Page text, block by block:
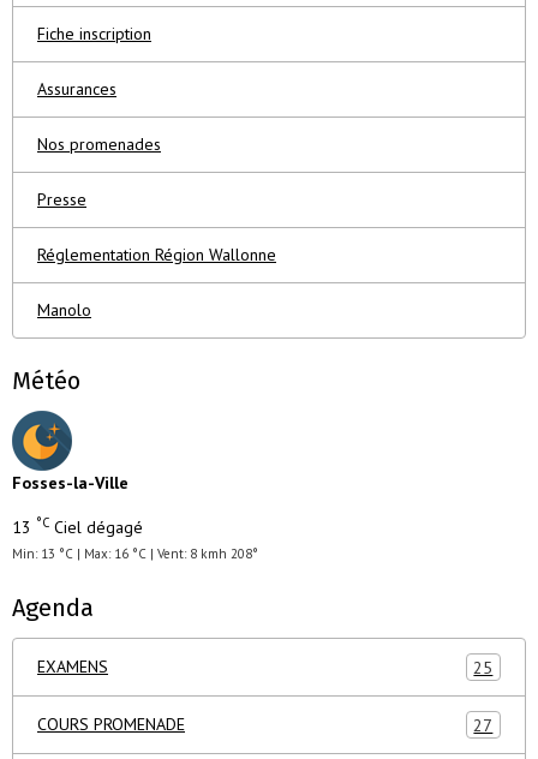
Fiche inscription
Assurances
Nos promenades
Presse
Réglementation Région Wallonne
Manolo
Météo
Fosses-la-Ville
13 °C Ciel dégagé
Min: 13 °C | Max: 16 °C | Vent: 8 kmh 208°
Agenda
EXAMENS 25
COURS PROMENADE 27